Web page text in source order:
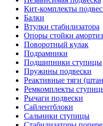
Кит-комплекты
Балки
Втулки стабилизатора
Опоры стойки
Поворотный кулак
Подрамники
Подшипники ступицы
Пружины подвески
Реактивные тяги
Ремкомплекты
Рычаги подвески
Сайлентблоки
Сальники ступицы